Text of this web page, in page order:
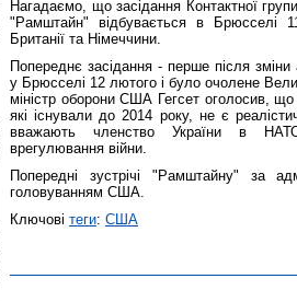
Нагадаємо, що засідання Контактної
"Рамштайн" відбувається в Брюсселі
Британії та Німеччини.
Попереднє засідання - перше після
у Брюсселі 12 лютого і було очолене
міністр оборони США Гегсет оголосив,
які існували до 2014 року, не є
вважають членство України в
врегулювання війни.
Попередні зустрічі "Рамштайну" за
головуванням США.
Ключові теги: США